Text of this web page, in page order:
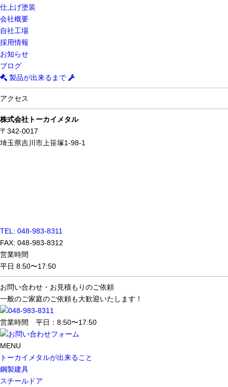
仕上げ塗装
会社概要
自社工場
採用情報
お知らせ
ブログ
製品が出来るまで
アクセス
株式会社トーカイメタル
〒342-0017
埼玉県吉川市上笹塚1-98-1
TEL: 048-983-8311
FAX: 048-983-8312
営業時間
平日 8:50〜17:50
お問い合わせ・ お見積もりのご依頼
一般のご家庭のご依頼も大歓迎いたします！
営業時間 平日：8:50〜17:50
MENU
トーカイメタルが出来ること
鋼製建具
スチールドア